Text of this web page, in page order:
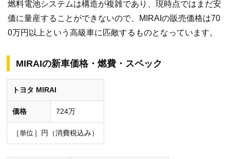
燃料電池システムは構造が複雑であり、現時点ではまだ安
価に量産することができないので、MIRAIの販売価格は70
0万円以上という高級車に匹敵するものとなっています。
MIRAIの新車価格・燃費・スペック
トヨタ MIRAI
価格 724万
［単位］円（消費税込み）